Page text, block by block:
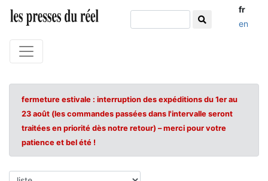
fr
en
fermeture estivale : interruption des expéditions du 1er au
23 août (les commandes passées dans l'intervalle seront
traitées en priorité dès notre retour) – merci pour votre
patience et bel été !